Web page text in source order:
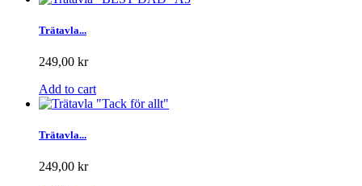
Trätavla...
249,00 kr
Add to cart
Trätavla...
249,00 kr